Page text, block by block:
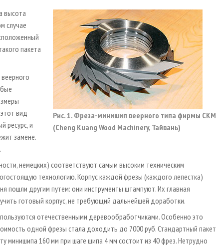
Рис. 1. Фреза-минишип веерного типа фирмы CKM
(Cheng Kuang Wood Machinery, Тайвань)
высота
случае
пакета
вид
ресурс, и
замене.
немецких) соответствуют самым высоким техническим
технологию. Корпус каждой фрезы (каждого лепестка)
пошли другим путем: они инструменты штампуют. Их главная
готовый корпус, не требующий дальнейшей доработки.
отечественными деревообработчиками. Особенно это
одной фрезы стала доходить до 7000 руб. Стандартный пакет
минишипа 160 мм при шаге шипа 4 мм состоит из 40 фрез. Нетрудно